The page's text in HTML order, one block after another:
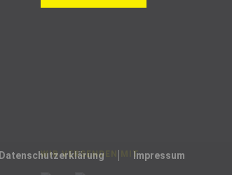
Datenschutzerklärung
Impressum
WIR VERSENDEN MIT